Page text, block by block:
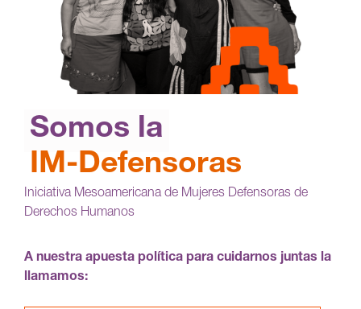
Somos la
IM-Defensoras
Iniciativa Mesoamericana de Mujeres Defensoras de
Derechos Humanos
A nuestra apuesta política para cuidarnos juntas la
llamamos: